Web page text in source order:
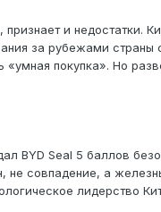
и
за рубежами
покупка». Но
BYD Seal 5 баллов
не совпадение, а
лидерство